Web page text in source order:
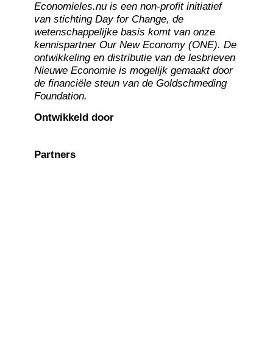
Economieles.nu is een non-profit initiatief
van stichting Day for Change, de
wetenschappelijke basis komt van onze
kennispartner Our New Economy (ONE). De
ontwikkeling en distributie van de lesbrieven
Nieuwe Economie is mogelijk gemaakt door
de financiële steun van de Goldschmeding
Foundation.
Ontwikkeld door
Partners